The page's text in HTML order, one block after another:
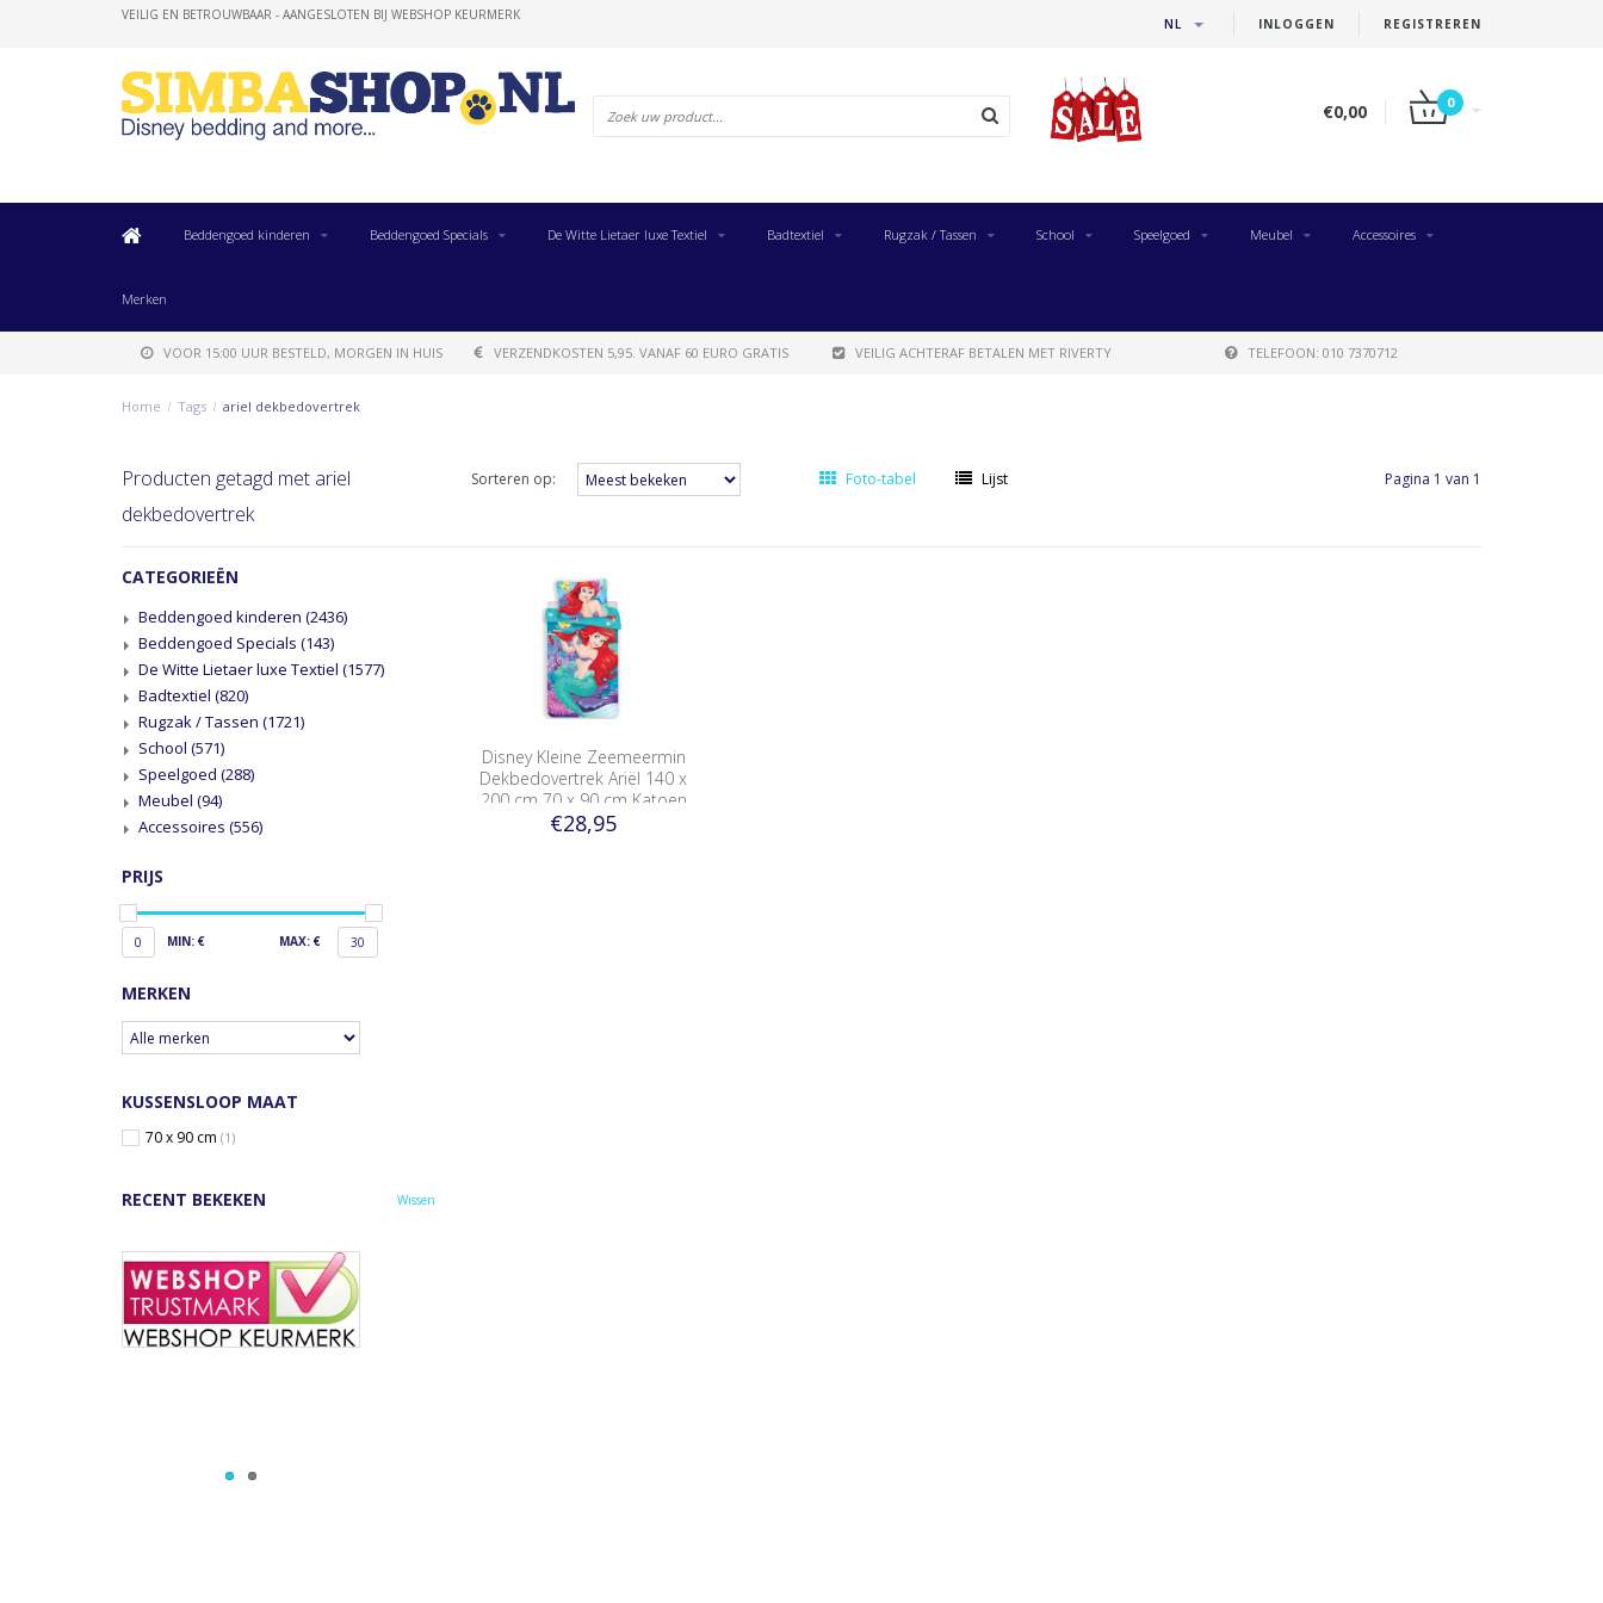
INLOGGEN REGISTREREN
NL
VEILIG EN BETROUWBAAR - AANGESLOTEN BIJ WEBSHOP KEURMERK
€0,00 0
Beddengoed kinderen Beddengoed Specials De Witte Lietaer luxe Textiel Badtextiel Rugzak / Tassen School Speelgoed Meubel Accessoires
Merken
VOOR 15:00 UUR BESTELD, MORGEN IN HUIS VERZENDKOSTEN 5,95. VANAF 60 EURO GRATIS VEILIG ACHTERAF BETALEN MET RIVERTY TELEFOON: 010 7370712
Home / Tags / ariel dekbedovertrek
Producten getagd met ariel
dekbedovertrek
Sorteren op: Foto-tabel Lijst Pagina 1 van 1
CATEGORIEËN
Beddengoed kinderen (2436)
Beddengoed Specials (143)
De Witte Lietaer luxe Textiel (1577)
Badtextiel (820)
Rugzak / Tassen (1721)
School (571)
Speelgoed (288)
Meubel (94)
Accessoires (556)
PRIJS
0 MIN: € MAX: € 30
MERKEN
KUSSENSLOOP MAAT
70 x 90 cm (1)
RECENT BEKEKEN Wissen
Disney Kleine Zeemeermin
Dekbedovertrek Ariël 140 x
200 cm 70 x 90 cm Katoen
€28,95